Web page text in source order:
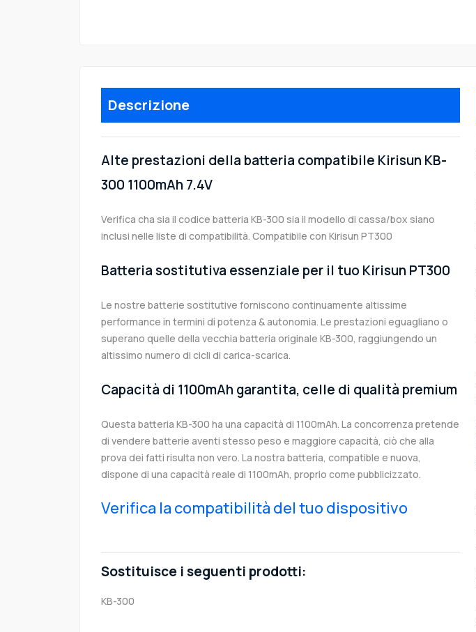
Descrizione
Alte prestazioni della batteria compatibile Kirisun KB-
300 1100mAh 7.4V
Verifica cha sia il codice batteria KB-300 sia il modello di cassa/box siano
inclusi nelle liste di compatibilità. Compatibile con Kirisun PT300
Batteria sostitutiva essenziale per il tuo Kirisun PT300
Le nostre batterie sostitutive forniscono continuamente altissime
performance in termini di potenza & autonomia. Le prestazioni eguagliano o
superano quelle della vecchia batteria originale KB-300, raggiungendo un
altissimo numero di cicli di carica-scarica.
Capacità di 1100mAh garantita, celle di qualità premium
Questa batteria KB-300 ha una capacità di 1100mAh. La concorrenza pretende
di vendere batterie aventi stesso peso e maggiore capacità, ciò che alla
prova dei fatti risulta non vero. La nostra batteria, compatible e nuova,
dispone di una capacità reale di 1100mAh, proprio come pubblicizzato.
Verifica la compatibilità del tuo dispositivo
Sostituisce i seguenti prodotti:
KB-300